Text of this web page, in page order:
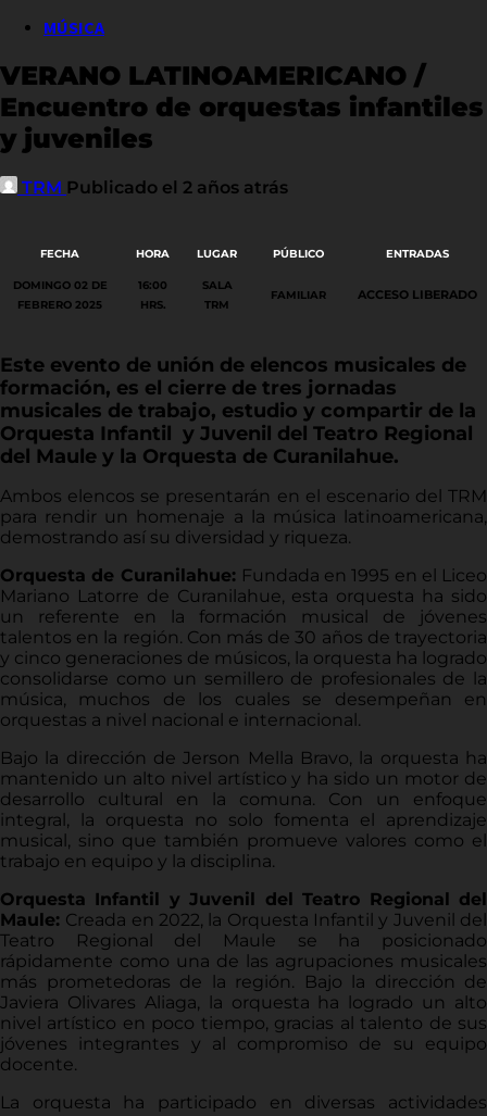
MÚSICA
VERANO LATINOAMERICANO /
Encuentro de orquestas infantiles
y juveniles
TRM Publicado el 2 años atrás
FECHA HORA LUGAR PÚBLICO ENTRADAS
DOMINGO 02 DE
FEBRERO 2025
16:00
HRS.
SALA
TRM
FAMILIAR ACCESO LIBERADO
Este evento de unión de elencos musicales de
formación, es el cierre de tres jornadas
musicales de trabajo, estudio y compartir de la
Orquesta Infantil y Juvenil del Teatro Regional
del Maule y la Orquesta de Curanilahue.
Ambos elencos se presentarán en el escenario del TRM
para rendir un homenaje a la música latinoamericana,
demostrando así su diversidad y riqueza.
Orquesta de Curanilahue: Fundada en 1995 en el Liceo
Mariano Latorre de Curanilahue, esta orquesta ha sido
un referente en la formación musical de jóvenes
talentos en la región. Con más de 30 años de trayectoria
y cinco generaciones de músicos, la orquesta ha logrado
consolidarse como un semillero de profesionales de la
música, muchos de los cuales se desempeñan en
orquestas a nivel nacional e internacional.
Bajo la dirección de Jerson Mella Bravo, la orquesta ha
mantenido un alto nivel artístico y ha sido un motor de
desarrollo cultural en la comuna. Con un enfoque
integral, la orquesta no solo fomenta el aprendizaje
musical, sino que también promueve valores como el
trabajo en equipo y la disciplina.
Orquesta Infantil y Juvenil del Teatro Regional del
Maule: Creada en 2022, la Orquesta Infantil y Juvenil del
Teatro Regional del Maule se ha posicionado
rápidamente como una de las agrupaciones musicales
más prometedoras de la región. Bajo la dirección de
Javiera Olivares Aliaga, la orquesta ha logrado un alto
nivel artístico en poco tiempo, gracias al talento de sus
jóvenes integrantes y al compromiso de su equipo
docente.
La orquesta ha participado en diversas actividades